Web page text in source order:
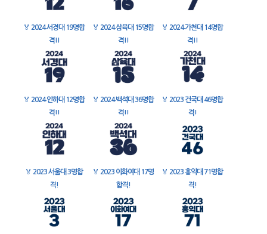
🏅 2024 서경대 19명합
격!!
🏅 2024 삼육대 15명합
격!!
🏅 2024 가천대 14명합
격!!
🏅 2024 인하대 12명합
격!!
🏅 2024 백석대 36명합
격!!
🏅 2023 건국대 46명합
격!
🏅 2023 서울대 3명합
격!
🏅 2023 이화여대 17명
합격!
🏅 2023 홍익대 71명합
격!